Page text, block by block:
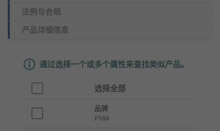
法例与合规
产品详细信息
通过选择一个或多个属性来查找类似产品。
选择全部
品牌
PMA